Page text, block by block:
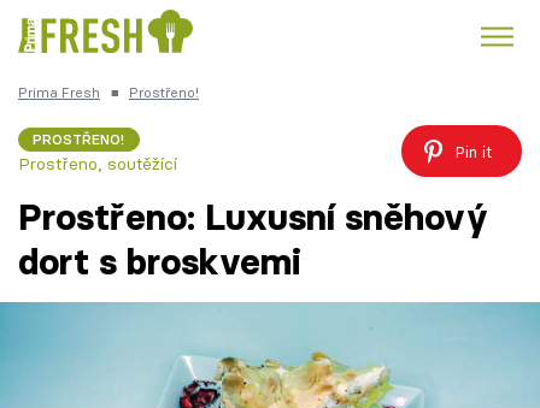
Česká kuchyně
Prima Fresh ■ Prostřeno!
PROSTŘENO!
Prostřeno, soutěžící
Pin it
Prostřeno: Luxusní sněhový
dort s broskvemi